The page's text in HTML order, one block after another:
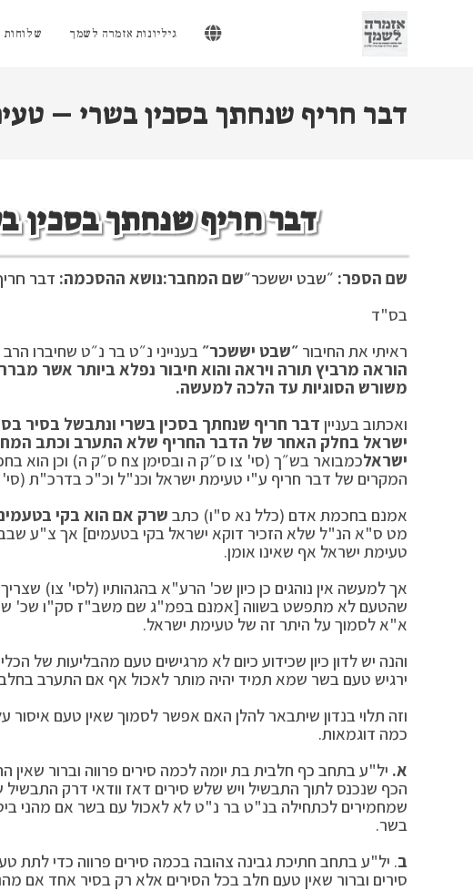
גיליונות אזמרה לשמך שלוחות
דבר חריף שנחתך בסכין בשרי –
דבר חריף שנחתך בסכין
שם הספר: ״שבט יששכר״שם המחבר:נושא ההסכמה: דבר
בס"ד מר
ראיתי את החיבור ״שבט יששכר״ בענייני נ״ט בר נ״ט שחיברו הרב
הוראה מרביץ תורה ויראה והוא חיבור נפלא ביותר אשר
משורש הסוגיות עד הלכה למעשה.
ואכתוב בעניין דבר חריף שנחתך בסכין בשרי ונתבשל בסיר
ישראל בחלק האחר של הדבר החריף שלא התערב וכתב
ישראלכמבואר בש״ך (סי' צו ס״ק ה ובסימן צח ס״ק ה) וכן הוא
המקרים של דבר חריף ע"י טעימת ישראל וכנ"ל וכ"כ בדרכ"ת
אמנם בחכמת אדם (כלל נא ס"ו) כתב שרק אם הוא בקי
מט ס"א הנ"ל שלא הזכיר דוקא ישראל בקי בטעמים] אך צ"ע
טעימת ישראל אף שאינו אומן.
אך למעשה אין נוהגים כן כיון שכ' הרע"א בהגהותיו (לסי' צו)
שהטעם לא מתפשט בשווה [אמנם בפמ"ג שם משב"ז סק"ו שכ'
א"א לסמוך על היתר זה של טעימת ישראל.
והנה יש לדון כיון שכידוע כיום לא מרגישים טעם מהבליעות של
ירגיש טעם בשר שמא תמיד יהיה מותר לאכול אף אם התערב
וזה תלוי בנדון שיתבאר להלן האם אפשר לסמוך שאין טעם
כמה דוגמאות.
א. יל"ע בתחב כף חלבית בת יומה לכמה סירים פרווה וברור שאין
הכף שנכנס לתוך התבשיל ויש שלש סירים דאז וודאי דרק
שמחמירים לכתחילה בנ"ט בר נ"ט לא לאכול עם בשר אם מהני
בשר.
ב. יל"ע בתחב חתיכת גבינה צהובה בכמה סירים פרווה כדי לתת
סירים וברור שאין טעם חלב בכל הסירים אלא רק בסיר אחד אם